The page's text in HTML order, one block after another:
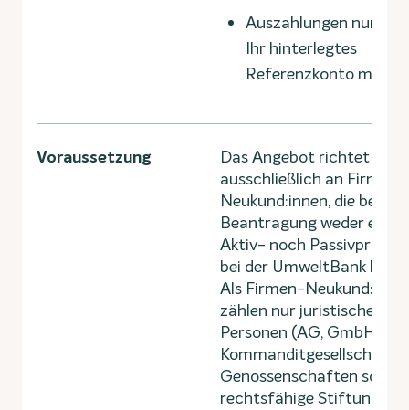
Auszahlungen nur auf
Ihr hinterlegtes
Referenzkonto
Voraussetzung
Das Angebot richtet sich
ausschließlich an Firmen-
Neukund:innen, die bei
Beantragung weder ein
Aktiv- noch
bei der UmweltBank
Als Firmen-Neukund:in
zählen nur juristische
Personen (AG, GmbH,
Genossenschaften sowie
rechtsfähige Stiftungen.